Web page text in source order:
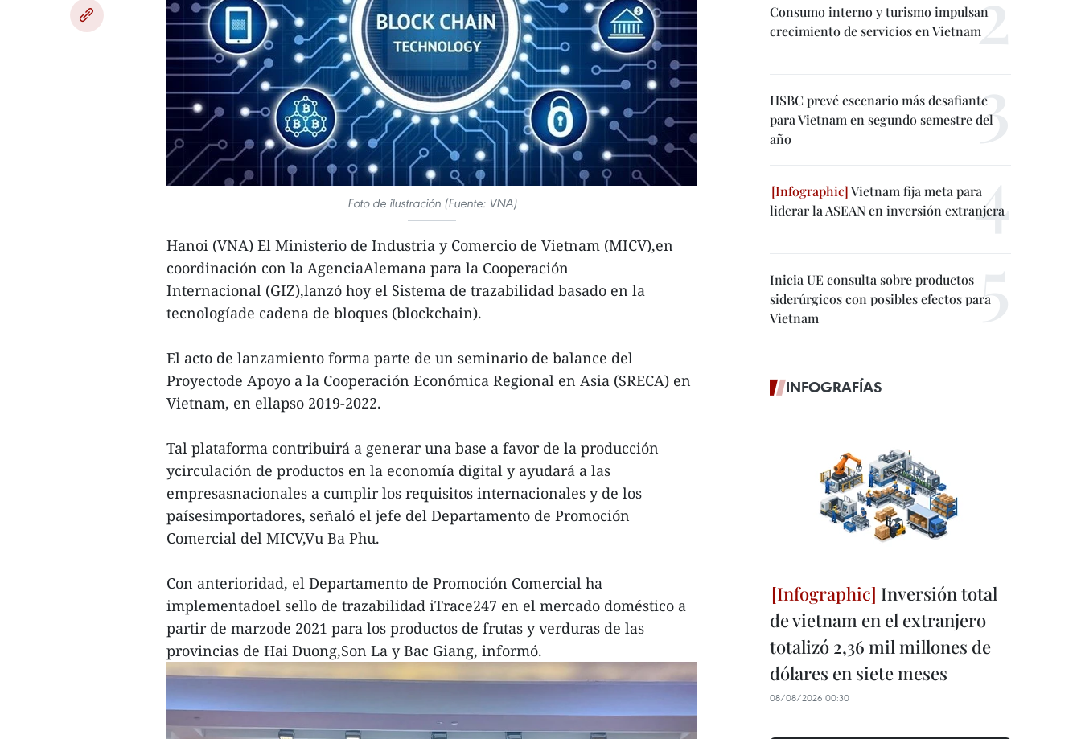
Foto de ilustración (Fuente: VNA)
Hanoi (VNA) El Ministerio de Industria y Comercio de Vietnam (MICV),en
coordinación con la AgenciaAlemana para la Cooperación
Internacional (GIZ),lanzó hoy el Sistema de trazabilidad basado en la
tecnologíade cadena de bloques (blockchain).
El acto de lanzamiento forma parte de un seminario de balance del
Proyectode Apoyo a la Cooperación Económica Regional en Asia (SRECA) en
Vietnam, en ellapso 2019-2022.
Tal plataforma contribuirá a generar una base a favor de la producción
ycirculación de productos en la economía digital y ayudará a las
empresasnacionales a cumplir los requisitos internacionales y de los
paísesimportadores, señaló el jefe del Departamento de Promoción
Comercial del MICV,Vu Ba Phu.
Con anterioridad, el Departamento de Promoción Comercial ha
implementadoel sello de trazabilidad iTrace247 en el mercado doméstico a
partir de marzode 2021 para los productos de frutas y verduras de las
provincias de Hai Duong,Son La y Bac Giang, informó.
Consumo interno y turismo impulsan
crecimiento de servicios en Vietnam
HSBC prevé escenario más desafiante
para Vietnam en segundo semestre del
año
Vietnam fija meta para
liderar la ASEAN en inversión extranjera
Inicia UE consulta sobre productos
siderúrgicos con posibles efectos para
Vietnam
INFOGRAFÍAS
Inversión total
de vietnam en el extranjero
totalizó 2,36 mil millones de
dólares en siete meses
08/08/2026 00:30